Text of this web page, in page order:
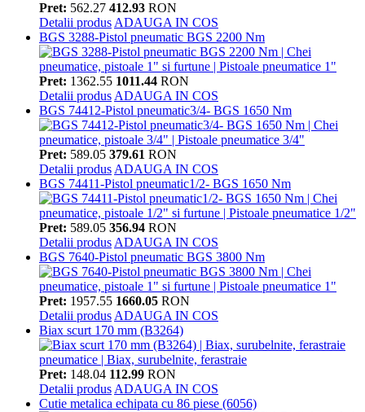
Pret: 562.27 412.93 RON
Detalii produs ADAUGA IN COS
BGS 3288-Pistol pneumatic BGS 2200 Nm
Pret: 1362.55 1011.44 RON
Detalii produs ADAUGA IN COS
BGS 74412-Pistol pneumatic3/4- BGS 1650 Nm
Pret: 589.05 379.61 RON
Detalii produs ADAUGA IN COS
BGS 74411-Pistol pneumatic1/2- BGS 1650 Nm
Pret: 589.05 356.94 RON
Detalii produs ADAUGA IN COS
BGS 7640-Pistol pneumatic BGS 3800 Nm
Pret: 1957.55 1660.05 RON
Detalii produs ADAUGA IN COS
Biax scurt 170 mm (B3264)
Pret: 148.04 112.99 RON
Detalii produs ADAUGA IN COS
Cutie metalica echipata cu 86 piese (6056)